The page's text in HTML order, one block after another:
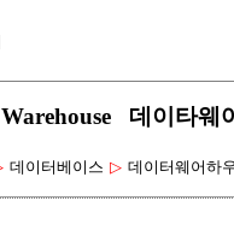
데이타웨
데이터베이스 ▷ 데이터웨어하